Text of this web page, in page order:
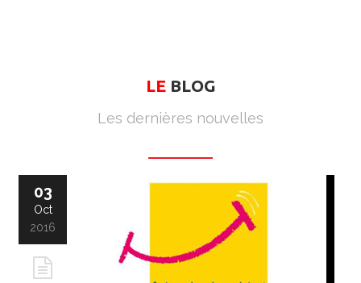
LE BLOG
Les dernières nouvelles
03
Oct
2016